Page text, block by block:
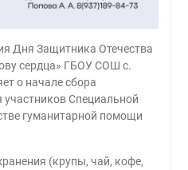
Дня Защитника Отечества
сердца» ГБОУ СОШ с.
о начале сбора
Специальной
гуманитарной помощи
(крупы, чай, кофе,